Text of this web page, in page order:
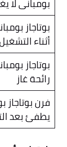
بومبانى لا
بوتاجاز
أثناء
بوتاجاز
رائحة غاز
فرن بوتاجاز
يطفئ بعد